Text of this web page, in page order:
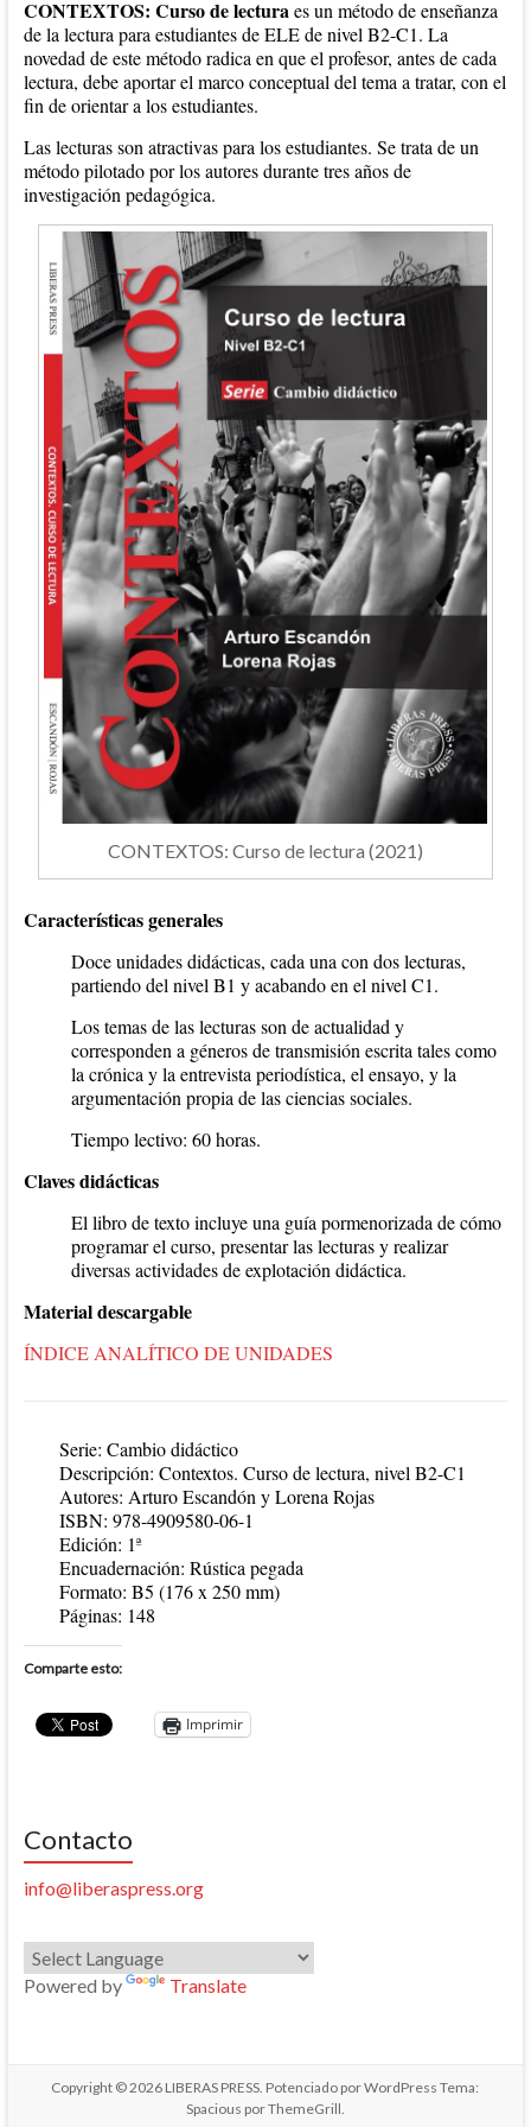
CONTEXTOS: Curso de lecturaes un método de enseñanza
de la lectura para estudiantes de ELE de nivel B2-C1. La
novedad de este método radica en que el profesor, antes de cada
lectura, debe aportar el marco conceptual del tema a tratar, con el
fin de orientar a los estudiantes.
Las lecturas son atractivas para los estudiantes. Se trata de un
método pilotado por los autores durante tres años de
investigación pedagógica.
CONTEXTOS: Curso de lectura (2021)
Características generales
Doce unidades didácticas, cada una con dos lecturas,
partiendo del nivel B1 y acabando en el nivel C1.
Los temas de las lecturas son de actualidad y
corresponden a géneros de transmisión escrita tales como
la crónica y la entrevista periodística, el ensayo, y la
argumentación propia de las ciencias sociales.
Tiempo lectivo: 60 horas.
Claves didácticas
El libro de texto incluye una guía pormenorizada de cómo
programar el curso, presentar las lecturas y realizar
diversas actividades de explotación didáctica.
Material descargable
ÍNDICE ANALÍTICO DE UNIDADES
Serie: Cambio didáctico
Descripción: Contextos. Curso de lectura, nivel B2-C1
Autores: Arturo Escandón y Lorena Rojas
ISBN: 978-4909580-06-1
Edición: 1ª
Encuadernación: Rústica pegada
Formato: B5 (176 x 250 mm)
Páginas: 148
Comparte esto:
Imprimir
Contacto
info@liberaspress.org
Powered by Translate
Copyright © 2026 LIBERAS PRESS . Potenciado porWordPress Tema:
Spacious porThemeGrill